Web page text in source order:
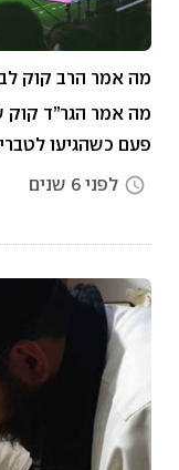
מה אמר הרב קוק
מה אמר הגר”ד קוק
פעם כשהגיעו
access_time לפני 6 שנים